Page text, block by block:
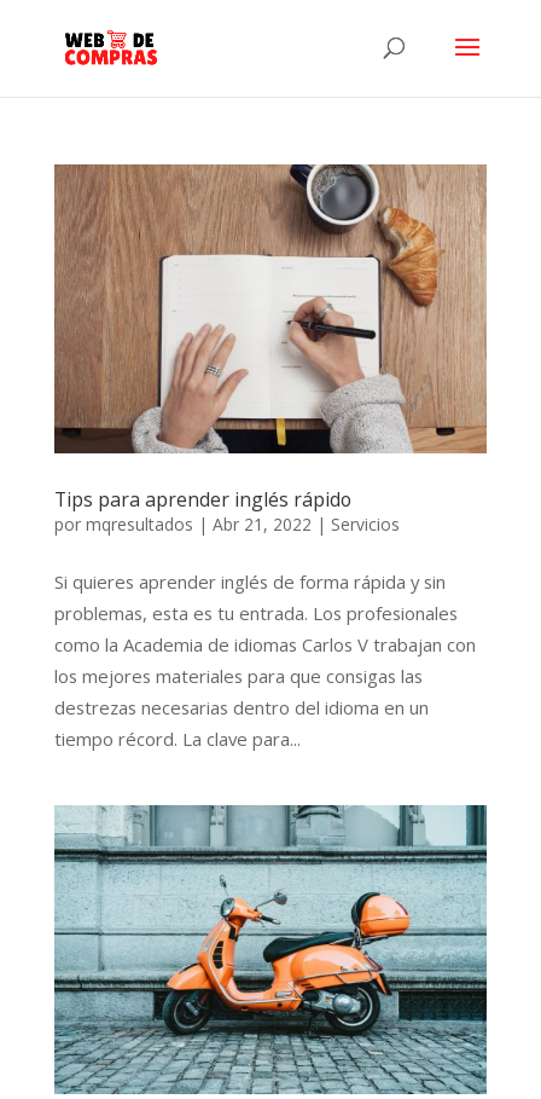
Tips para aprender inglés rápido
por mqresultados | Abr 21, 2022 | Servicios
Si quieres aprender inglés de forma rápida y sin
problemas, esta es tu entrada. Los profesionales
como la Academia de idiomas Carlos V trabajan con
los mejores materiales para que consigas las
destrezas necesarias dentro del idioma en un
tiempo récord. La clave para...